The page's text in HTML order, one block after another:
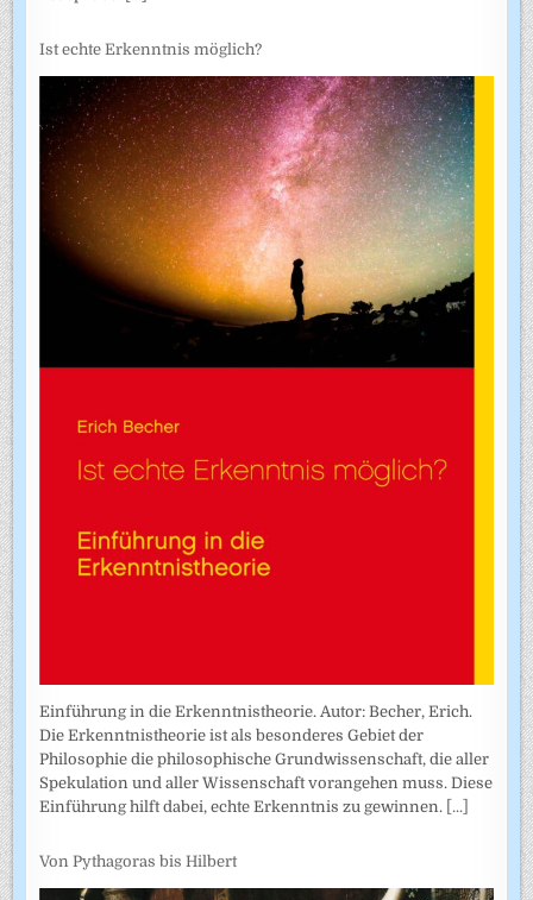
Ist echte Erkenntnis möglich?
Einführung in die Erkenntnistheorie. Autor: Becher, Erich.
Die Erkenntnistheorie ist als besonderes Gebiet der
Philosophie die philosophische Grundwissenschaft, die aller
Spekulation und aller Wissenschaft vorangehen muss. Diese
Einführung hilft dabei, echte Erkenntnis zu gewinnen. [...]
Von Pythagoras bis Hilbert